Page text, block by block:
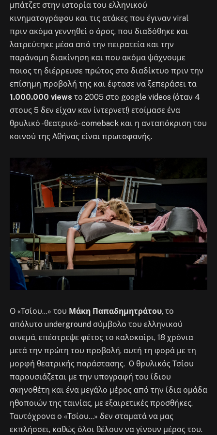
μπάτζετ στην ιστορία του ελληνικού
κινηματογράφου και τις ατάκες που έγιναν viral
πριν ακόμα γεννηθεί ο όρος, που διαδόθηκε και
λατρεύτηκε μέσα από την πειρατεία και την
παράνομη διακίνηση και που ακόμα ψάχνουμε
ποιος τη διέρρευσε πρώτος στο διαδίκτυο πριν την
επίσημη προβολή της και έφτασε να ξεπεράσει τα
1.000.000 views το 2005 στο google videos (όταν 4
στους 5 δεν είχαν καν ίντερνετ!) ετοίμασε ένα
θρυλικό -θεατρικό- comeback και η ανταπόκριση του
κοινού της Αθήνας είναι πρωτοφανής.
Ο «Τσίου…» του Μάκη Παπαδημητράτου, το
απόλυτο underground σύμβολο του ελληνικού
σινεμά, επέστρεψε φέτος το καλοκαίρι, 18 χρόνια
μετά την πρώτη του προβολή, αυτή τη φορά με τη
μορφή θεατρικής παράστασης. O θρυλικός Τσίου
παρουσιάζεται με την υπογραφή του ίδιου
σκηνοθέτη και ένα μεγάλο μέρος από την ίδια ομάδα
ηθοποιών της ταινίας, με εξαιρετικές προσθήκες.
Ταυτόχρονα ο «Τσίου…» δεν σταματά να μας
εκπλήσσει, καθώς όλοι θέλουν να γίνουν μέρος του.